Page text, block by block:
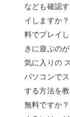
なども確認
イしますか
料でプレイ
きに遊ぶの
気に入りの
パソコンで
する方法を
無料ですか